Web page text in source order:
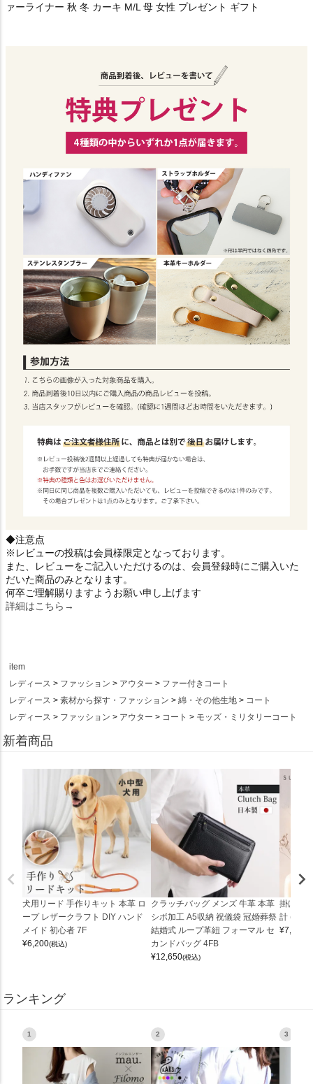
ァーライナー 秋 冬 カーキ M/L 母 女性 プレゼント ギフト
◆注意点
※レビューの投稿は会員様限定となっております。
また、レビューをご記入いただけるのは、会員登録時にご購入いた
だいた商品のみとなります。
何卒ご理解賜りますようお願い申し上げます
詳細はこちら→
item
レディース
ファッション アウター
ファー付きコート
レディース
素材から探す・ファッション 綿・その他生地
コート
レディース
ファッション アウター コート モッズ・ミリタリーコート
新着商品
犬用リード 手作りキット 本革 ロ
ープ レザークラフト DIY ハンド
メイド 初心者 7F
¥6,200(税込)
クラッチバッグ メンズ 牛革 本革
シボ加工 A5収納 祝儀袋 冠婚葬祭
結婚式 ループ革紐 フォーマル セ
カンドバッグ 4FB
¥12,650(税込)
掛け時
計
¥7,150
ランキング
1 2 3